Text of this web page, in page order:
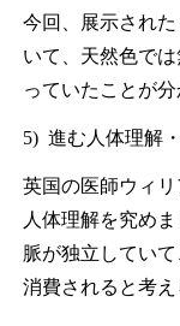
今回、展示され
いて、天然色で
っていたことが分
5) 進む人体理解
英国の医師ウィリ
人体理解を究め
脈が独立してい
消費されると考え